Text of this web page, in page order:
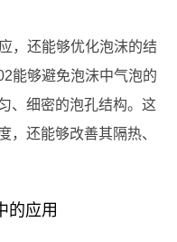
，还能够优化泡沫的结
能够避免泡沫中气泡的
、细密的泡孔结构。这
，还能够改善其隔热、
的应用